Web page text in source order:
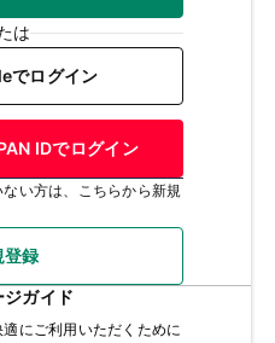
は
でログイン
IDでログイン
い方は、こちらから新規
登録
ジガイド
にご利用いただくために